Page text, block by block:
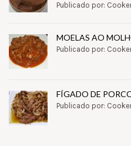
Publicado por:
MOELAS AO
Publicado por:
FÍGADO DE
Publicado por: